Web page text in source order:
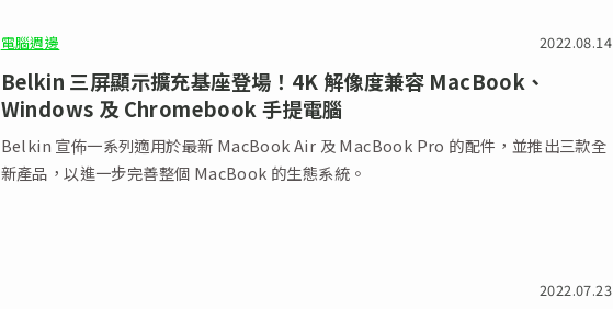
電腦週邊 2022.08.14
Belkin 三屏顯示擴充基座登場！4K 解像度兼容 MacBook、
Windows 及 Chromebook 手提電腦
Belkin 宣佈一系列適用於最新 MacBook Air 及 MacBook Pro 的配件，並推出三款全
新產品，以進一步完善整個 MacBook 的生態系統。
2022.07.23